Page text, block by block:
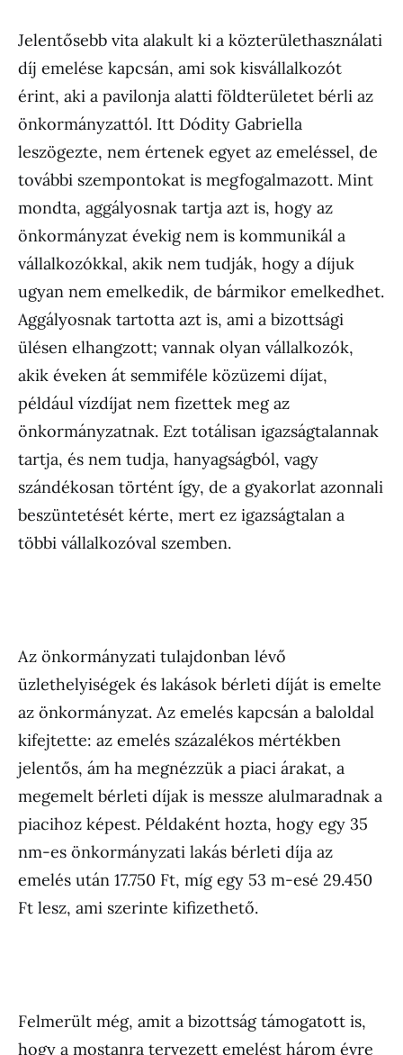
Jelentősebb vita alakult ki a közterülethasználati
díj emelése kapcsán, ami sok kisvállalkozót
érint, aki a pavilonja alatti földterületet bérli az
önkormányzattól. Itt Dódity Gabriella
leszögezte, nem értenek egyet az emeléssel, de
további szempontokat is megfogalmazott. Mint
mondta, aggályosnak tartja azt is, hogy az
önkormányzat évekig nem is kommunikál a
vállalkozókkal, akik nem tudják, hogy a díjuk
ugyan nem emelkedik, de bármikor emelkedhet.
Aggályosnak tartotta azt is, ami a bizottsági
ülésen elhangzott; vannak olyan vállalkozók,
akik éveken át semmiféle közüzemi díjat,
például vízdíjat nem fizettek meg az
önkormányzatnak. Ezt totálisan igazságtalannak
tartja, és nem tudja, hanyagságból, vagy
szándékosan történt így, de a gyakorlat azonnali
beszüntetését kérte, mert ez igazságtalan a
többi vállalkozóval szemben.
Az önkormányzati tulajdonban lévő
üzlethelyiségek és lakások bérleti díját is emelte
az önkormányzat. Az emelés kapcsán a baloldal
kifejtette: az emelés százalékos mértékben
jelentős, ám ha megnézzük a piaci árakat, a
megemelt bérleti díjak is messze alulmaradnak a
piacihoz képest. Példaként hozta, hogy egy 35
nm-es önkormányzati lakás bérleti díja az
emelés után 17.750 Ft, míg egy 53 m-esé 29.450
Ft lesz, ami szerinte kifizethető.
Felmerült még, amit a bizottság támogatott is,
hogy a mostanra tervezett emelést három évre